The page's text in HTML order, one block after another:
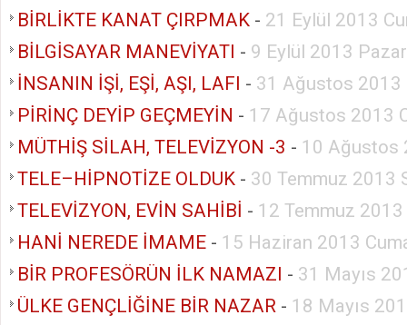
BİRLİKTE KANAT ÇIRPMAK - 21 Eylül 2013
BİLGİSAYAR MANEVİYATI - 9 Eylül 2013
İNSANIN İŞİ, EŞİ, AŞI, LAFI - 31 Ağustos 2013
PİRİNÇ DEYİP GEÇMEYİN - 17 Ağustos 2013
MÜTHİŞ SİLAH, TELEVİZYON -3 - 10 Ağustos
TELE–HİPNOTİZE OLDUK - 30 Temmuz 2013
TELEVİZYON, EVİN SAHİBİ - 12 Temmuz 2013
HANİ NEREDE İMAME - 15 Haziran 2013
BİR PROFESÖRÜN İLK NAMAZI - 31 Mayıs
ÜLKE GENÇLİĞİNE BİR NAZAR - 18 Mayıs